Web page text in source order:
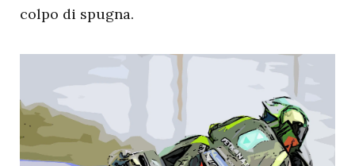
colpo di spugna.